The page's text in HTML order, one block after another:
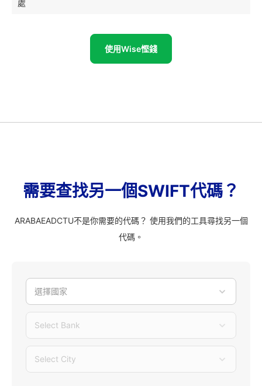
處
使用Wise慳錢
需要查找另一個SWIFT代碼？
ARABAEADCTU不是你需要的代碼？ 使用我們的工具尋找另一個
代碼。
選擇國家
Select Bank
Select City